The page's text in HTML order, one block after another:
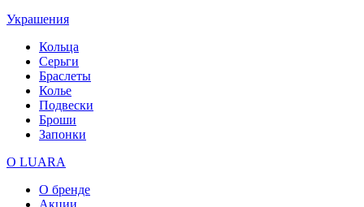
Украшения
Кольца
Серьги
Браслеты
Колье
Подвески
Броши
Запонки
О LUARA
О бренде